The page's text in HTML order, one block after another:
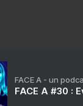
FACE A - un
FACE A #30 :